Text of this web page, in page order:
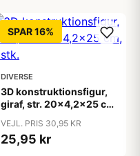
SPAR 16%
DIVERSE
3D konstruktionsfigur,
giraf, str. 20x4,2x25 cm,
VEJL. PRIS 30,95 KR
25,95 kr